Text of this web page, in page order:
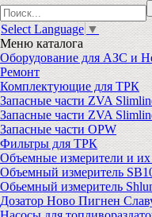
Select Language ▼
Меню каталога
Оборудование для АЗС и
Ремонт
Комплектующие для ТРК
Запасные части ZVA
Запасные части ZVA
Запасные части OPW
Фильтры для ТРК
Объемные измерители и их
Объемный измеритель
Обьемный измеритель
Дозатор Ново Пигнен